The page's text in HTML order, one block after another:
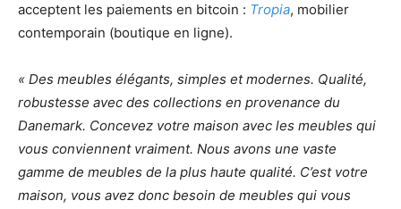
acceptent les paiements en bitcoin : Tropia, mobilier
contemporain (boutique en ligne).
« Des meubles élégants, simples et modernes. Qualité,
robustesse avec des collections en provenance du
Danemark. Concevez votre maison avec les meubles qui
vous conviennent vraiment. Nous avons une vaste
gamme de meubles de la plus haute qualité. C’est votre
maison, vous avez donc besoin de meubles qui vous